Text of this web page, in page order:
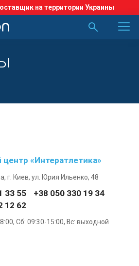
на территории Украины
«Интератлетика»
г. Киев, ул. Юрия Ильенко, 48
33 55
+38 050 330 19 34
12 62
Сб: 09:30-15:00, Вс: выходной